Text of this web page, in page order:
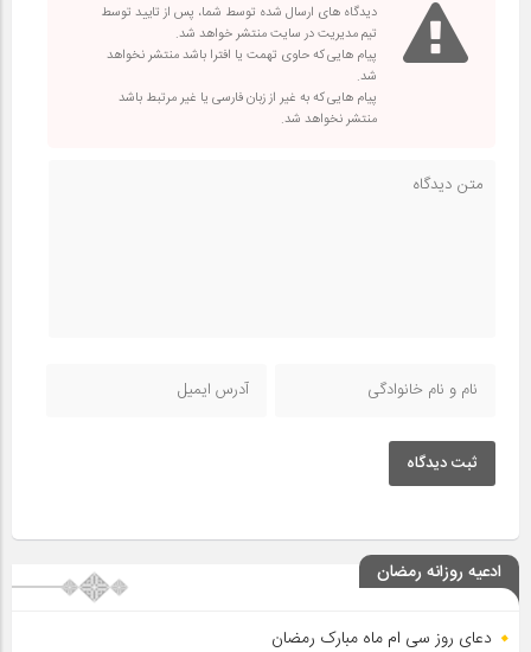
دیدگاه های ارسال شده توسط شما، پس از تایید توسط
تیم مدیریت در سایت منتشر خواهد شد.
پیام هایی که حاوی تهمت یا افترا باشد منتشر نخواهد
شد.
پیام هایی که به غیر از زبان فارسی یا غیر مرتبط باشد
منتشر نخواهد شد.
ثبت دیدگاه
ادعیه روزانه رمضان
دعای روز سی ام ماه مبارک رمضان